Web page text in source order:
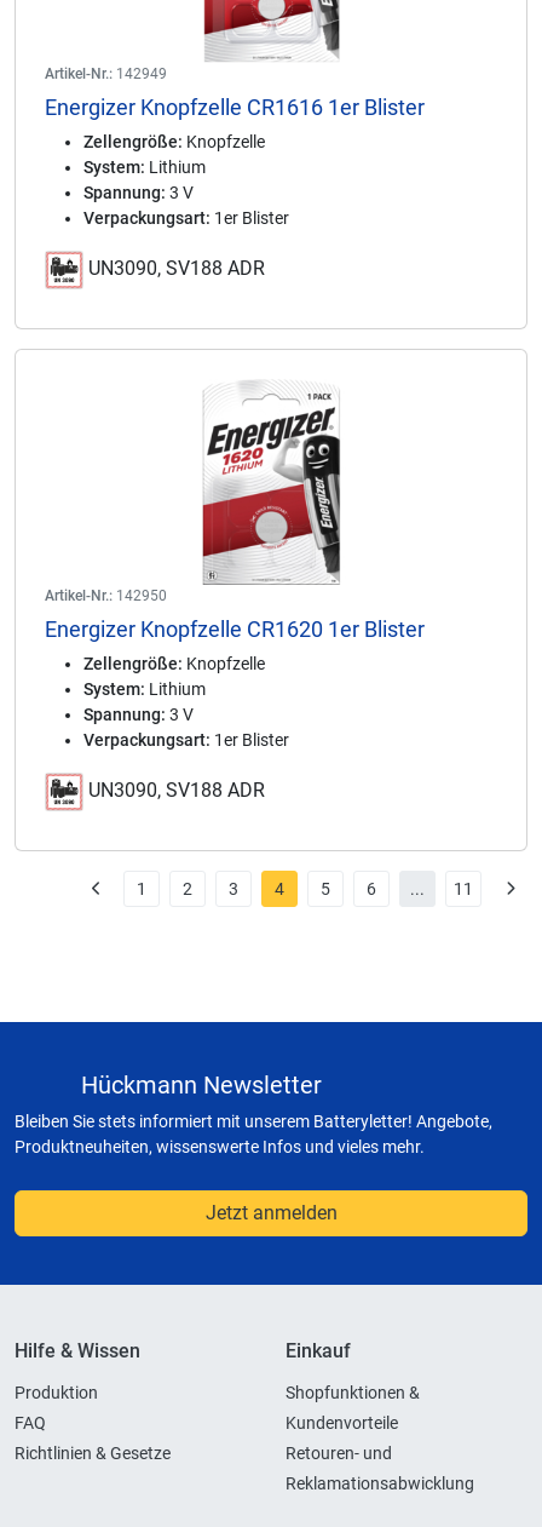
Artikel-Nr.: 142949
Energizer Knopfzelle CR1616 1er Blister
Zellengröße: Knopfzelle
System: Lithium
Spannung: 3 V
Verpackungsart: 1er Blister
UN3090, SV188 ADR
Artikel-Nr.: 142950
Energizer Knopfzelle CR1620 1er Blister
Zellengröße: Knopfzelle
System: Lithium
Spannung: 3 V
Verpackungsart: 1er Blister
UN3090, SV188 ADR
1 2 3 4 5 6 ... 11
Hückmann Newsletter
Bleiben Sie stets informiert mit unserem Batteryletter! Angebote,
Produktneuheiten, wissenswerte Infos und vieles mehr.
Jetzt anmelden
Hilfe & Wissen
Produktion
FAQ
Richtlinien & Gesetze
Einkauf
Shopfunktionen &
Kundenvorteile
Retouren- und
Reklamationsabwicklung